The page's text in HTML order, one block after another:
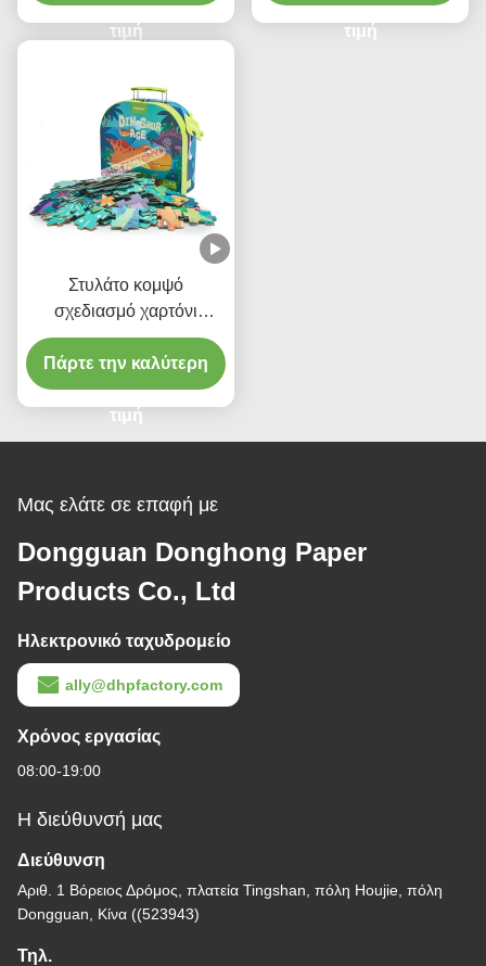
τιμή τιμή
Στυλάτο κομψό
σχεδιασμό χαρτόνι
βαλίτσα κουτί δώρο για
παιχνίδι παζλ
Πάρτε την καλύτερη
τιμή
Μας ελάτε σε επαφή με
Dongguan Donghong Paper
Products Co., Ltd
Ηλεκτρονικό ταχυδρομείο
ally@dhpfactory.com
Χρόνος εργασίας
08:00-19:00
Η διεύθυνσή μας
Διεύθυνση
Αριθ. 1 Βόρειος Δρόμος, πλατεία Tingshan, πόλη Houjie, πόλη
Dongguan, Κίνα ((523943)
Τηλ.